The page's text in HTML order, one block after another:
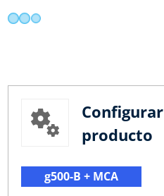
Configurar
producto
g500-B + MCA